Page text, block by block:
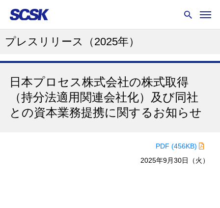
プレスリリース （2025年）
日本プロセス株式会社の株式取得
（持分法適用関連会社化）及び同社
との資本業務提携に関するお知らせ
PDF (456KB)
2025年9月30日（火）